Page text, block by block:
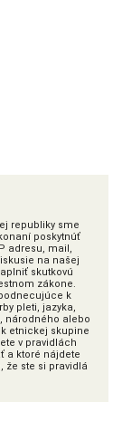
republiky sme
poskytnúť
adresu, mail,
na našej
skutkovú
zákone.
k
pleti, jazyka,
národného alebo
etnickej skupine
v pravidlách
a ktoré nájdete
že ste si pravidlá